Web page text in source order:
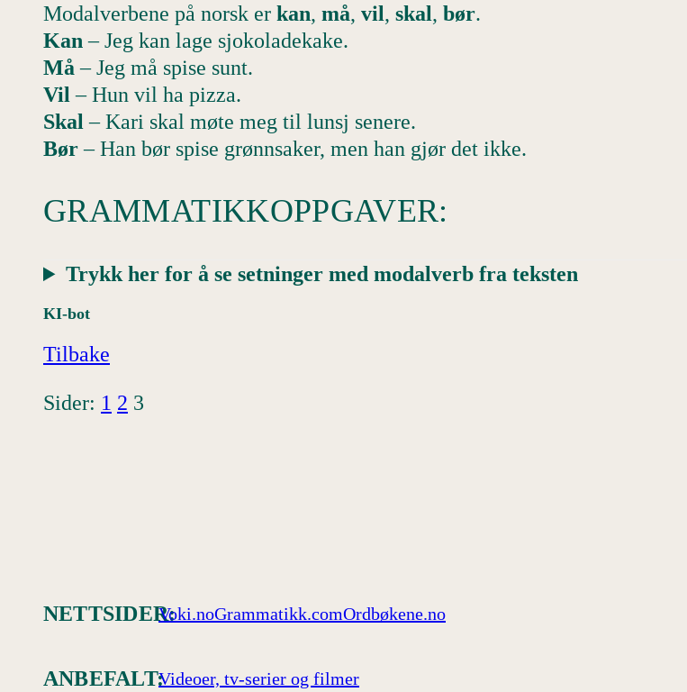
Modalverbene på norsk er kan, må, vil, skal, bør.
Kan – Jeg kan lage sjokoladekake.
Må – Jeg må spise sunt.
Vil – Hun vil ha pizza.
Skal – Kari skal møte meg til lunsj senere.
Bør– Han bør spise grønnsaker, men han gjør det ikke.
GRAMMATIKKOPPGAVER:
Trykk her for å se setninger med modalverb fra teksten
KI-bot
Tilbake
Sider: 1 2 3
NETTSIDER:Voki.noGrammatikk.comOrdbøkene.no
ANBEFALT:Videoer, tv-serier og filmer